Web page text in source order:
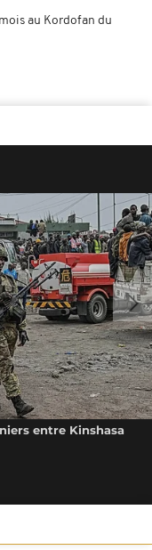
au Kordofan du
entre Kinshasa